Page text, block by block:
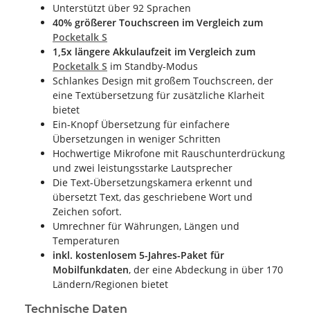
Unterstützt über 92 Sprachen
40% größerer Touchscreen im Vergleich zum
Pocketalk S
1,5x längere Akkulaufzeit im Vergleich zum
Pocketalk S im Standby-Modus
Schlankes Design mit großem Touchscreen, der
eine Textübersetzung für zusätzliche Klarheit
bietet
Ein-Knopf Übersetzung für einfachere
Übersetzungen in weniger Schritten
Hochwertige Mikrofone mit Rauschunterdrückung
und zwei leistungsstarke Lautsprecher
Die Text-Übersetzungskamera erkennt und
übersetzt Text, das geschriebene Wort und
Zeichen sofort.
Umrechner für Währungen, Längen und
Temperaturen
inkl. kostenlosem 5-Jahres-Paket für
Mobilfunkdaten, der eine Abdeckung in über 170
Ländern/Regionen bietet
Technische Daten